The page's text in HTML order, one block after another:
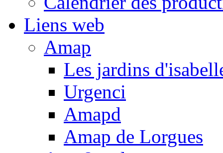
Liens web
Amap
Les jardins
Urgenci
Amapd
Amap de Lorgues